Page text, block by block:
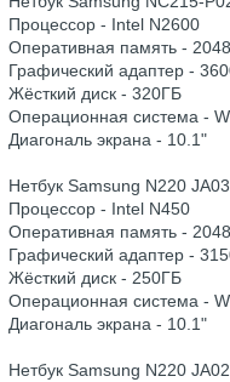
Процессор - Intel N2600
Оперативная память -
Графический адаптер -
Жёсткий диск - 320ГБ
Операционная система -
Диагональ экрана - 10.1"
Нетбук Samsung N220 JA03
Процессор - Intel N450
Оперативная память -
Графический адаптер -
Жёсткий диск - 250ГБ
Операционная система -
Диагональ экрана - 10.1"
Нетбук Samsung N220 JA02